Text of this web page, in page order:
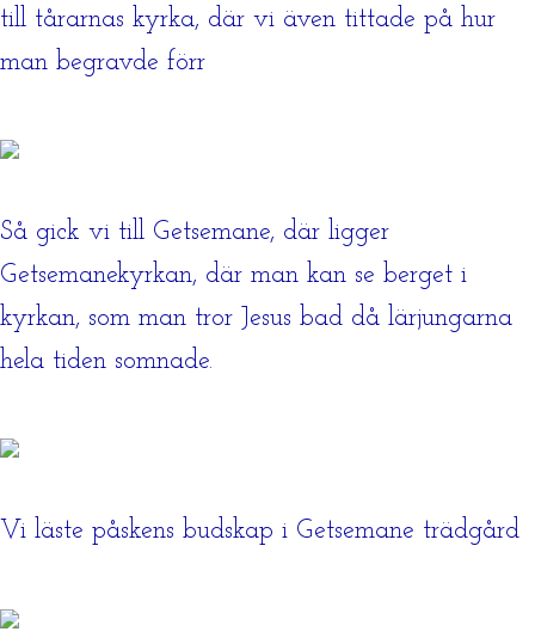
till tårarnas kyrka, där vi även tittade på hur
man begravde förr
Så gick vi till Getsemane, där ligger
Getsemanekyrkan, där man kan se berget i
kyrkan, som man tror Jesus bad då lärjungarna
hela tiden somnade.
Vi läste påskens budskap i Getsemane trädgård